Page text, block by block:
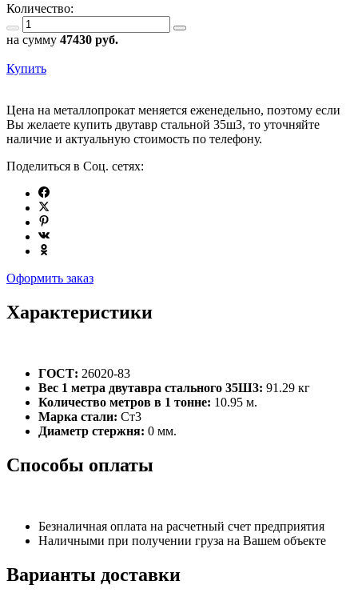
Количество:
на сумму 47430 руб.
Купить
Цена на металлопрокат меняется еженедельно, поэтому если
Вы желаете купить двутавр стальной 35ш3, то уточняйте
наличие и актуальную стоимость по телефону.
Поделиться в Соц. сетях:
Оформить заказ
Характеристики
ГОСТ: 26020-83
Вес 1 метра двутавра стального 35Ш3: 91.29 кг
Количество метров в 1 тонне: 10.95 м.
Марка стали: Ст3
Диаметр стержня: 0 мм.
Способы оплаты
Безналичная оплата на расчетный счет предприятия
Наличными при получении груза на Вашем объекте
Варианты доставки